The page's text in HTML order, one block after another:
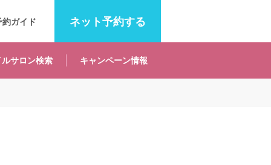
ネット予約する
サロン検索 キャンペーン情報
約ガイド